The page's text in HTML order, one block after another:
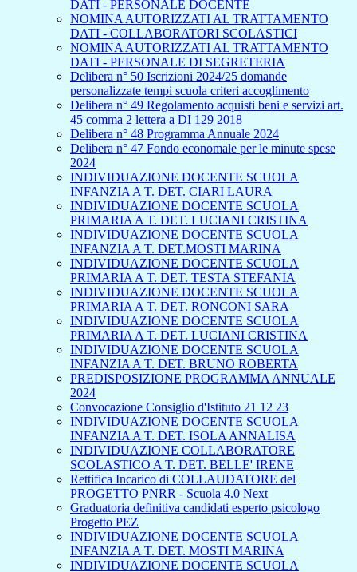
DATI - PERSONALE DOCENTE
NOMINA AUTORIZZATI AL TRATTAMENTO
DATI - COLLABORATORI SCOLASTICI
NOMINA AUTORIZZATI AL TRATTAMENTO
DATI - PERSONALE DI SEGRETERIA
Delibera n° 50 Iscrizioni 2024/25 domande
personalizzate tempi scuola criteri accoglimento
Delibera n° 49 Regolamento acquisti beni e servizi art.
45 comma 2 lettera a DI 129 2018
Delibera n° 48 Programma Annuale 2024
Delibera n° 47 Fondo economale per le minute spese
2024
INDIVIDUAZIONE DOCENTE SCUOLA
INFANZIA A T. DET. CIARI LAURA
INDIVIDUAZIONE DOCENTE SCUOLA
PRIMARIA A T. DET. LUCIANI CRISTINA
INDIVIDUAZIONE DOCENTE SCUOLA
INFANZIA A T. DET.MOSTI MARINA
INDIVIDUAZIONE DOCENTE SCUOLA
PRIMARIA A T. DET. TESTA STEFANIA
INDIVIDUAZIONE DOCENTE SCUOLA
PRIMARIA A T. DET. RONCONI SARA
INDIVIDUAZIONE DOCENTE SCUOLA
PRIMARIA A T. DET. LUCIANI CRISTINA
INDIVIDUAZIONE DOCENTE SCUOLA
INFANZIA A T. DET. BRUNO ROBERTA
PREDISPOSIZIONE PROGRAMMA ANNUALE
2024
Convocazione Consiglio d'Istituto 21 12 23
INDIVIDUAZIONE DOCENTE SCUOLA
INFANZIA A T. DET. ISOLA ANNALISA
INDIVIDUAZIONE COLLABORATORE
SCOLASTICO A T. DET. BELLE' IRENE
Rettifica Incarico di COLLAUDATORE del
PROGETTO PNRR - Scuola 4.0 Next
Graduatoria definitiva candidati esperto psicologo
Progetto PEZ
INDIVIDUAZIONE DOCENTE SCUOLA
INFANZIA A T. DET. MOSTI MARINA
INDIVIDUAZIONE DOCENTE SCUOLA